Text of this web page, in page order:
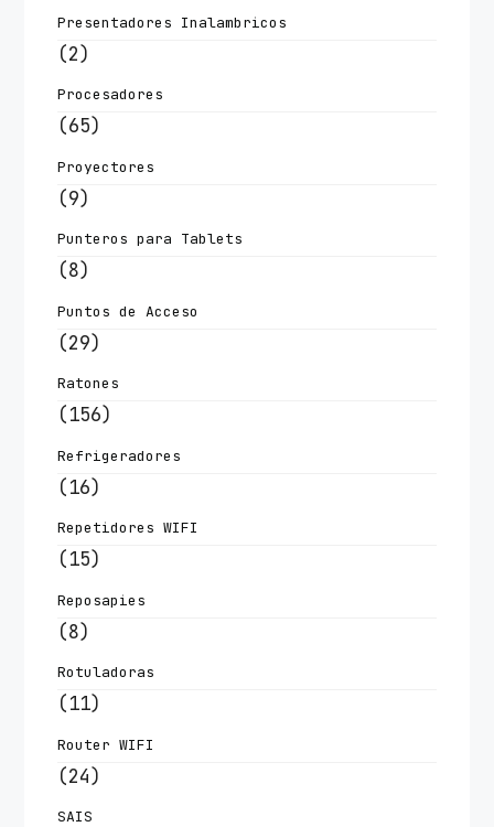
Presentadores Inalambricos
(2)
Procesadores
(65)
Proyectores
(9)
Punteros para Tablets
(8)
Puntos de Acceso
(29)
Ratones
(156)
Refrigeradores
(16)
Repetidores WIFI
(15)
Reposapies
(8)
Rotuladoras
(11)
Router WIFI
(24)
SAIS